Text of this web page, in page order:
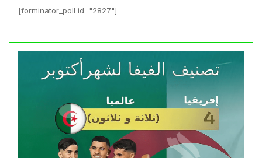
[forminator_poll id="2827"]